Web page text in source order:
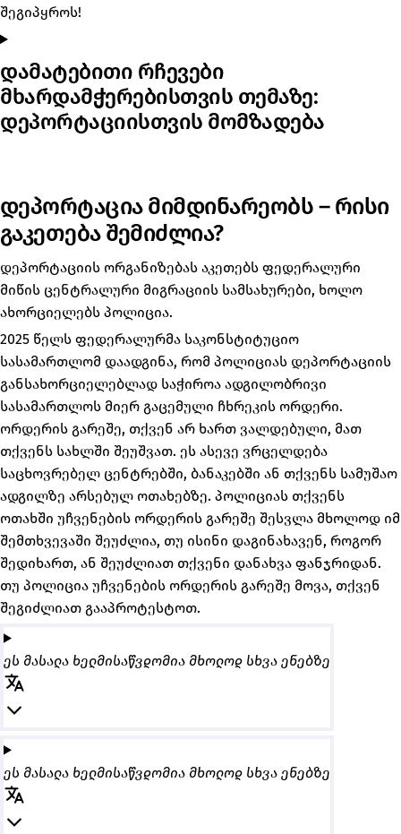
შეგიპყროს!
დამატებითი რჩევები
მხარდამჭერებისთვის თემაზე:
დეპორტაციისთვის მომზადება
დეპორტაცია მიმდინარეობს – რისი
გაკეთება შემიძლია?
დეპორტაციის ორგანიზებას აკეთებს ფედერალური
მიწის ცენტრალური მიგრაციის სამსახურები, ხოლო
ახორციელებს პოლიცია.
2025 წელს ფედერალურმა საკონსტიტუციო
სასამართლომ დაადგინა, რომ პოლიციას დეპორტაციის
განსახორციელებლად საჭიროა ადგილობრივი
სასამართლოს მიერ გაცემული ჩხრეკის ორდერი.
ორდერის გარეშე, თქვენ არ ხართ ვალდებული, მათ
თქვენს სახლში შეუშვათ. ეს ასევე ვრცელდება
საცხოვრებელ ცენტრებში, ბანაკებში ან თქვენს სამუშაო
ადგილზე არსებულ ოთახებზე. პოლიციას თქვენს
ოთახში უჩვენების ორდერის გარეშე შესვლა მხოლოდ იმ
შემთხვევაში შეუძლია, თუ ისინი დაგინახავენ, როგორ
შედიხართ, ან შეუძლიათ თქვენი დანახვა ფანჯრიდან.
თუ პოლიცია უჩვენების ორდერის გარეშე მოვა, თქვენ
შეგიძლიათ გააპროტესტოთ.
ეს მასალა ხელმისაწვდომია მხოლოდ სხვა ენებზე
ეს მასალა ხელმისაწვდომია მხოლოდ სხვა ენებზე